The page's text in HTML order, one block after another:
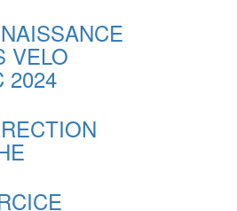
VELO
2024